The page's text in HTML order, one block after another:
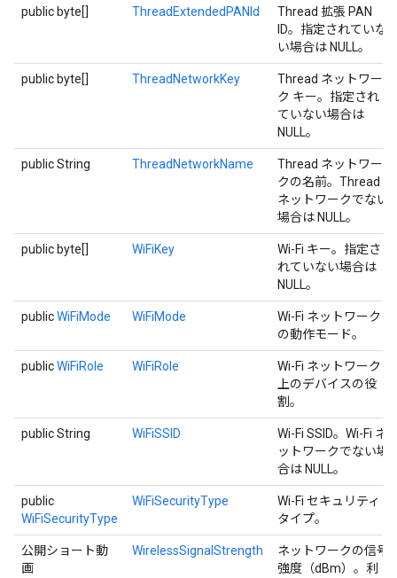
public byte[] ThreadExtendedPANId
Thread 拡張 PAN
ID。指定されていな
い場合は NULL。
public byte[] ThreadNetworkKey
Thread ネットワー
ク キー。指定され
ていない場合は
NULL。
public String ThreadNetworkName
Thread ネットワー
クの名前。Thread
ネットワークでない
場合は NULL。
public byte[] WiFiKey
Wi-Fi キー。指定さ
れていない場合は
NULL。
publicWiFiMode WiFiMode
Wi-Fi ネットワーク
の動作モード。
publicWiFiRole WiFiRole
Wi-Fi ネットワーク
上のデバイスの役
割。
public String WiFiSSID
Wi-Fi SSID。Wi-Fi ネ
ットワークでない場
合は NULL。
public
WiFiSecurityType
WiFiSecurityType
Wi-Fi セキュリティ
タイプ。
公開ショート動
画
WirelessSignalStrength
ネットワークの信号
強度（dBm）。利